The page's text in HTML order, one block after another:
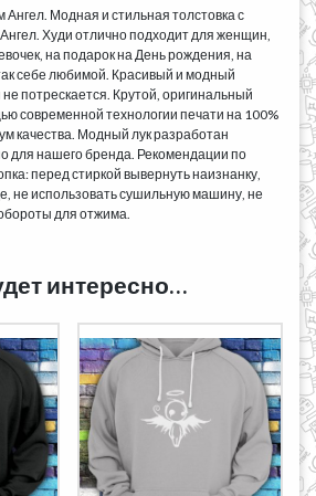
Модная и стильная толстовка с
Худи отлично подходит для женщин,
на подарок на День рождения, на
себе любимой. Красивый и модный
потрескается. Крутой, оригинальный
современной технологии печати на 100%
качества. Модный лук разработан
для нашего бренда. Рекомендации по
перед стиркой вывернуть наизнанку,
не использовать сушильную машину, не
для отжима.
интересно…